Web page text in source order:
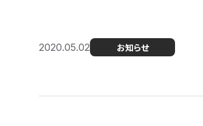
2020.05.02 お知らせ